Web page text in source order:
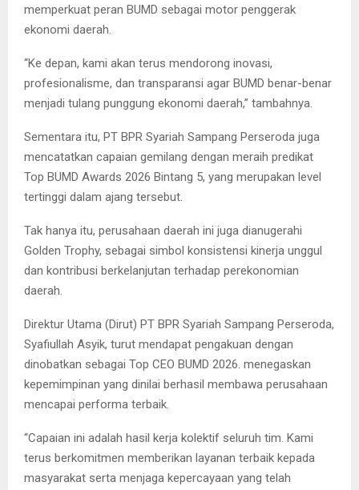
memperkuat peran BUMD sebagai motor penggerak
ekonomi daerah.
“Ke depan, kami akan terus mendorong inovasi,
profesionalisme, dan transparansi agar BUMD benar-benar
menjadi tulang punggung ekonomi daerah,” tambahnya.
Sementara itu, PT BPR Syariah Sampang Perseroda juga
mencatatkan capaian gemilang dengan meraih predikat
Top BUMD Awards 2026 Bintang 5, yang merupakan level
tertinggi dalam ajang tersebut.
Tak hanya itu, perusahaan daerah ini juga dianugerahi
Golden Trophy, sebagai simbol konsistensi kinerja unggul
dan kontribusi berkelanjutan terhadap perekonomian
daerah.
Direktur Utama (Dirut) PT BPR Syariah Sampang Perseroda,
Syafiullah Asyik, turut mendapat pengakuan dengan
dinobatkan sebagai Top CEO BUMD 2026. menegaskan
kepemimpinan yang dinilai berhasil membawa perusahaan
mencapai performa terbaik.
“Capaian ini adalah hasil kerja kolektif seluruh tim. Kami
terus berkomitmen memberikan layanan terbaik kepada
masyarakat serta menjaga kepercayaan yang telah